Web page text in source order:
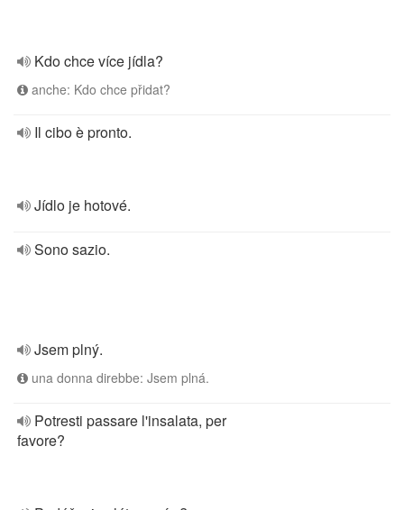
Kdo chce více jídla?
anche: Kdo chce přidat?
Il cibo è pronto.
Jídlo je hotové.
Sono sazio.
Jsem plný.
una donna direbbe: Jsem plná.
Potresti passare l'insalata, per
favore?